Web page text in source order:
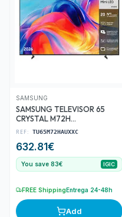
SAMSUNG
SAMSUNG TELEVISOR 65
CRYSTAL M72H
TU65M72HAU 65/ULTRAHD
4K/SMART TV/WIFI
REF: TU65M72HAUXXC
632.81€
You save 83€ IGIC
FREE ShippingEntrega 24-48h
Add